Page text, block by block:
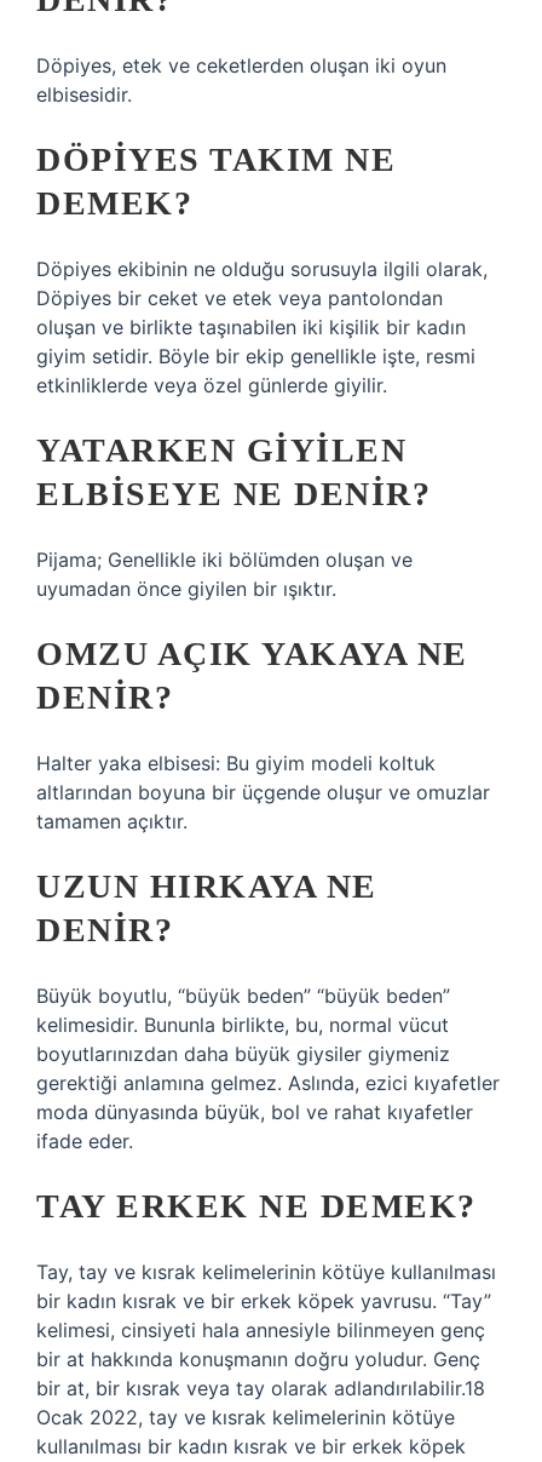
Döpiyes, etek ve ceketlerden oluşan iki oyun
elbisesidir.
DÖPIYES TAKIM NE
DEMEK?
Döpiyes ekibinin ne olduğu sorusuyla ilgili olarak,
Döpiyes bir ceket ve etek veya pantolondan
oluşan ve birlikte taşınabilen iki kişilik bir kadın
giyim setidir. Böyle bir ekip genellikle işte, resmi
etkinliklerde veya özel günlerde giyilir.
YATARKEN GIYILEN
ELBISEYE NE DENIR?
Pijama; Genellikle iki bölümden oluşan ve
uyumadan önce giyilen bir ışıktır.
OMZU AÇIK YAKAYA NE
DENIR?
Halter yaka elbisesi: Bu giyim modeli koltuk
altlarından boyuna bir üçgende oluşur ve omuzlar
tamamen açıktır.
UZUN HIRKAYA NE
DENIR?
Büyük boyutlu, “büyük beden” “büyük beden”
kelimesidir. Bununla birlikte, bu, normal vücut
boyutlarınızdan daha büyük giysiler giymeniz
gerektiği anlamına gelmez. Aslında, ezici kıyafetler
moda dünyasında büyük, bol ve rahat kıyafetler
ifade eder.
TAY ERKEK NE DEMEK?
Tay, tay ve kısrak kelimelerinin kötüye kullanılması
bir kadın kısrak ve bir erkek köpek yavrusu. “Tay”
kelimesi, cinsiyeti hala annesiyle bilinmeyen genç
bir at hakkında konuşmanın doğru yoludur. Genç
bir at, bir kısrak veya tay olarak adlandırılabilir.18
Ocak 2022, tay ve kısrak kelimelerinin kötüye
kullanılması bir kadın kısrak ve bir erkek köpek